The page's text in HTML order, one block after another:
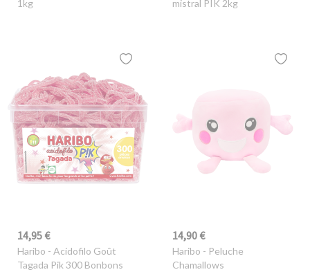
1kg
mistral PIK 2kg
14,95 €
Haribo - Acidofilo Goût
Tagada Pik 300 Bonbons
14,90 €
Haribo - Peluche
Chamallows